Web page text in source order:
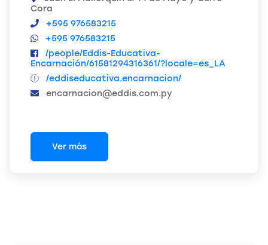
Cora
+595 976583215
+595 976583215
/people/Eddis-Educativa-
Encarnación/61581294316361/?locale=es_LA
/eddiseducativa.encarnacion/
encarnacion@eddis.com.py
Ver más